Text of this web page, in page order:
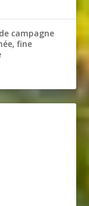
campagne
fine